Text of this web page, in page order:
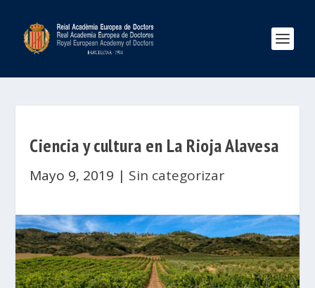
Ciencia y cultura en La Rioja Alavesa
Mayo 9, 2019 | Sin categorizar